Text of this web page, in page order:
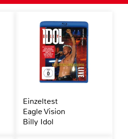
Einzeltest
Eagle Vision
Billy Idol